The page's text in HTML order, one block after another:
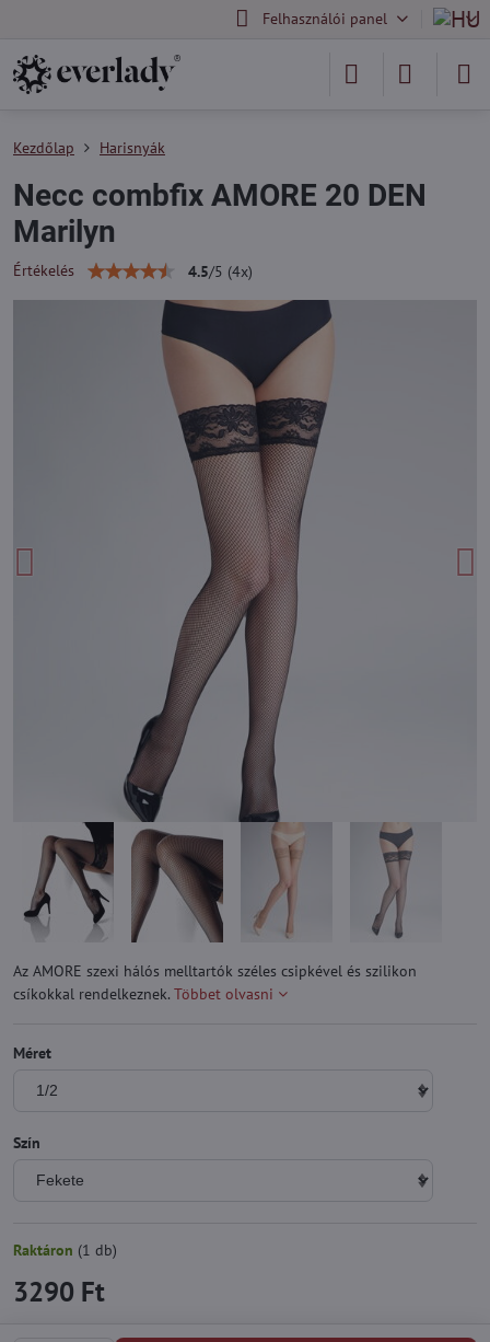
Felhasználói panel
Kezdőlap Harisnyák
Necc combfix AMORE 20 DEN
Marilyn
Értékelés 4.5/5 (4x)
Az AMORE szexi hálós melltartók széles csipkével és szilikon
csíkokkal rendelkeznek. Többet olvasni
Méret
Szín
Raktáron (1 db)
3290 Ft